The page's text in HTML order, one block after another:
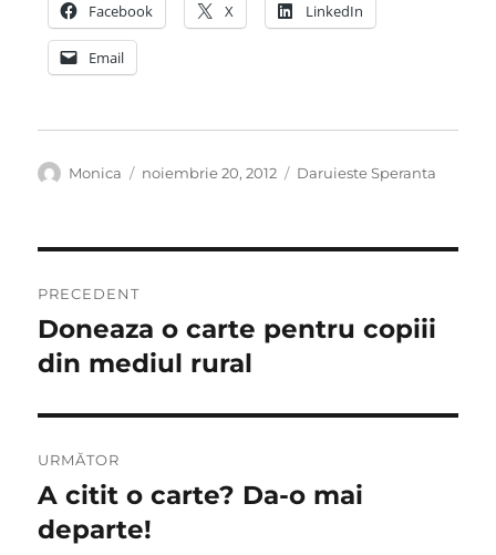
Facebook X LinkedIn
Email
Autor
Monica
Publicat
noiembrie 20, 2012 Categorii
Daruieste Speranta
în
articole
PRECEDENT
Articolul
anterior:
Doneaza o carte pentru copiii
din mediul rural
URMĂTOR
Articolul
următor:
A citit o carte? Da-o mai
departe!